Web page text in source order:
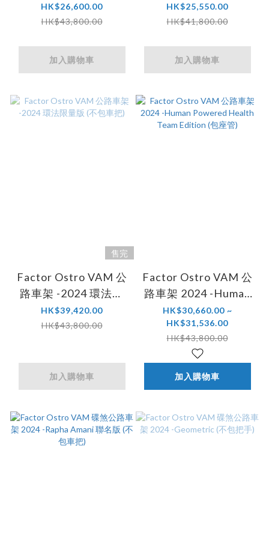
2024 (不包車把)
HK$26,600.00
HK$43,800.00
加入購物車
車把)
HK$25,550.00
HK$41,800.00
加入購物車
售完
Factor Ostro VAM 公
路車架 -2024 環法限
量版 (不包車把)
HK$39,420.00
HK$43,800.00
加入購物車
Factor Ostro VAM 公
路車架 2024 -Human
Powered Health
Team Edition (包座管)
HK$30,660.00 ~
HK$31,536.00
HK$43,800.00
加入購物車